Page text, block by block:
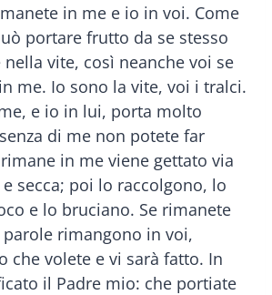
in me e io in voi. Come
portare frutto da se stesso
vite, così neanche voi se
me. Io sono la vite, voi i tralci.
e io in lui, porta molto
di me non potete far
in me viene gettato via
secca; poi lo raccolgono, lo
e lo bruciano. Se rimanete
rimangono in voi,
che volete e vi sarà fatto. In
il Padre mio: che portiate